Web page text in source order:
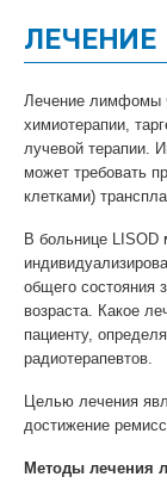
ЛЕЧЕНИЕ
Лечение лимфомы
химиотерапии,
лучевой терапии.
может требовать
клетками)
В больнице
общего состояния
возраста. Какое
пациенту,
радиотерапевтов.
Целью лечения
достижение
Методы лечения